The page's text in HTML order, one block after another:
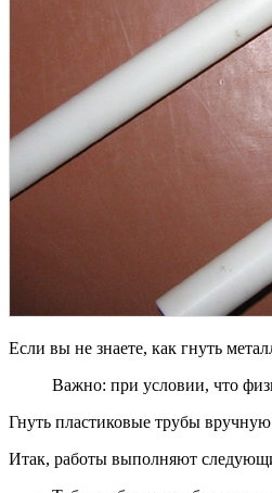
Если вы не знаете, как гнуть
Важно: при условии, что
Гнуть пластиковые трубы
Итак, работы выполняют